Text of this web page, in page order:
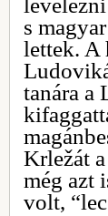
s
lettek. A
tanára a
Krležát
még azt
volt,